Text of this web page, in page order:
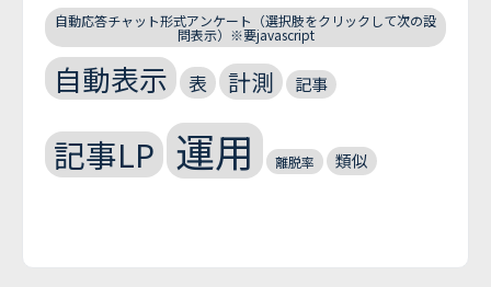
自動応答チャット形式アンケート（選択肢をクリックして次の設
問表示）※要javascript
自動表示 表 計測 記事
記事LP 運用 離脱率 類似